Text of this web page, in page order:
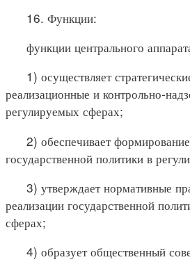
16. Функции:
функции центрального
1) осуществляет
реализационные и контрольно-
регулируемых сферах;
2) обеспечивает
государственной политики в
3) утверждает нормативные
реализации государственной
сферах;
4) образует общественный